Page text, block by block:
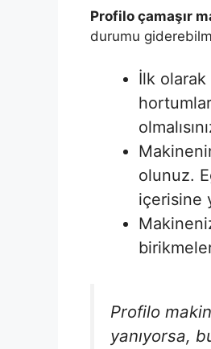
Profilo çamaşır
durumu
İlk
olunuz.
içerisine
Profilo
yanıyorsa,